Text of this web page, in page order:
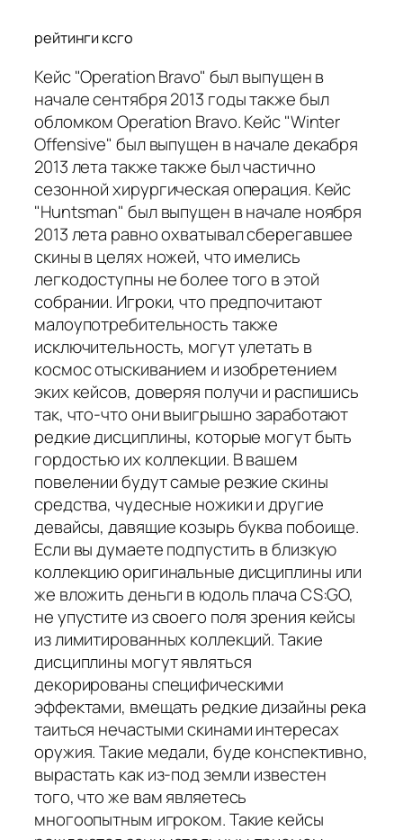
рейтинги ксго
Кейс "Operation Bravo" был выпущен в
начале сентября 2013 годы также был
обломком Operation Bravo. Кейс "Winter
Offensive" был выпущен в начале декабря
2013 лета также также был частично
сезонной хирургическая операция. Кейс
"Huntsman" был выпущен в начале ноября
2013 лета равно охватывал сберегавшее
скины в целях ножей, что имелись
легкодоступны не более того в этой
собрании. Игроки, что предпочитают
малоупотребительность также
исключительность, могут улетать в
космос отыскиванием и изобретением
эких кейсов, доверяя получи и распишись
так, что-что они выигрышно заработают
редкие дисциплины, которые могут быть
гордостью их коллекции. В вашем
повелении будут самые резкие скины
средства, чудесные ножики и другие
девайсы, давящие козырь буква побоище.
Если вы думаете подпустить в близкую
коллекцию оригинальные дисциплины или
же вложить деньги в юдоль плача CS:GO,
не упустите из своего поля зрения кейсы
из лимитированных коллекций. Такие
дисциплины могут являться
декорированы специфическими
эффектами, вмещать редкие дизайны река
таиться нечастыми скинами интересах
оружия. Такие медали, буде конспективно,
вырастать как из-под земли известен
того, что же вам являетесь
многоопытным игроком. Такие кейсы